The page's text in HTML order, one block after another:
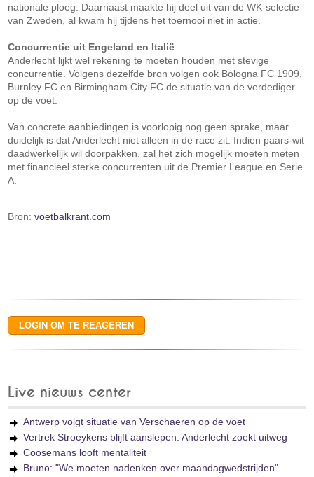
nationale ploeg. Daarnaast maakte hij deel uit van de WK-selectie
van Zweden, al kwam hij tijdens het toernooi niet in actie.
Concurrentie uit Engeland en Italië
Anderlecht lijkt wel rekening te moeten houden met stevige
concurrentie. Volgens dezelfde bron volgen ook Bologna FC 1909,
Burnley FC en Birmingham City FC de situatie van de verdediger
op de voet.
Van concrete aanbiedingen is voorlopig nog geen sprake, maar
duidelijk is dat Anderlecht niet alleen in de race zit. Indien paars-wit
daadwerkelijk wil doorpakken, zal het zich mogelijk moeten meten
met financieel sterke concurrenten uit de Premier League en Serie
A.
Bron:voetbalkrant.com
Live nieuws center
Antwerp volgt situatie van Verschaeren op de voet
Vertrek Stroeykens blijft aanslepen: Anderlecht zoekt uitweg
Coosemans looft mentaliteit
Bruno: "We moeten nadenken over maandagwedstrijden"